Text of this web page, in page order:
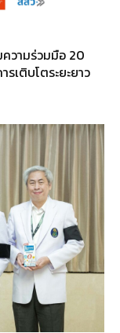
วามร่วมมือ 20
เติบโตระยะยาว